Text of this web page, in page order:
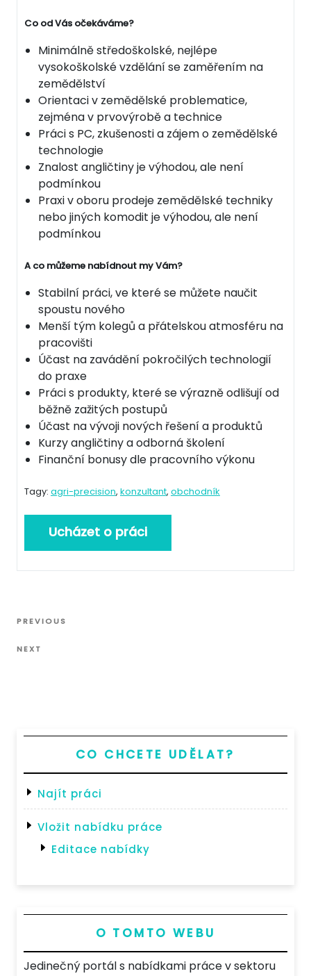
Co od Vás očekáváme?
Minimálně středoškolské, nejlépe
vysokoškolské vzdělání se zaměřením na
zemědělství
Orientaci v zemědělské problematice,
zejména v prvovýrobě a technice
Práci s PC, zkušenosti a zájem o zemědělské
technologie
Znalost angličtiny je výhodou, ale není
podmínkou
Praxi v oboru prodeje zemědělské techniky
nebo jiných komodit je výhodou, ale není
podmínkou
A co můžeme nabídnout my Vám?
Stabilní práci, ve které se můžete naučit
spoustu nového
Menší tým kolegů a přátelskou atmosféru na
pracovišti
Účast na zavádění pokročilých technologií
do praxe
Práci s produkty, které se výrazně odlišují od
běžně zažitých postupů
Účast na vývoji nových řešení a produktů
Kurzy angličtiny a odborná školení
Finanční bonusy dle pracovního výkonu
Tagy: agri-precision, konzultant, obchodník
Navigace
příspěvek
Previous
PREVIOUS
Next
NEXT
CO CHCETE UDĚLAT?
Najít práci
Vložit nabídku práce
Editace nabídky
O TOMTO WEBU
Jedinečný portál s nabídkami práce v sektoru